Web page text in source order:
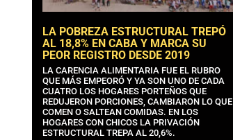
LA POBREZA ESTRUCTURAL TREPÓ
AL 18,8% EN CABA Y MARCA SU
PEOR REGISTRO DESDE 2019
LA CARENCIA ALIMENTARIA FUE EL RUBRO
QUE MÁS EMPEORÓ Y YA SON UNO DE CADA
CUATRO LOS HOGARES PORTEÑOS QUE
REDUJERON PORCIONES, CAMBIARON LO QUE
COMEN O SALTEAN COMIDAS. EN LOS
HOGARES CON CHICOS LA PRIVACIÓN
ESTRUCTURAL TREPA AL 20,6%.